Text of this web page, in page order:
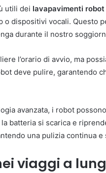
utili dei lavapavimenti robot
o dispositivi vocali. Questo
durante il nostro
l’orario di avvio, ma
deve pulire, garantendo
avanzata, i robot
batteria si scarica e
una pulizia continua
viaggi a